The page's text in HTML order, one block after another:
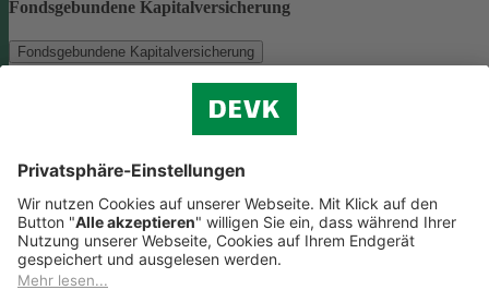
Fondsgebundene Kapitalversicherung
Fondsgebundene Kapitalversicherung
Als Anlagemöglichkeit mit ökologischen und/oder sozialen
Zu der oben genannten Anlagemöglichkeit finden Sie hier die
nachhaltigkeitsbezogenen Offenlegungen:
Regelmäßige Informationen zum Monega FairInvest Aktien
R aufrufen
Weitere Rentenversicherungen (nicht fondsgebunden)